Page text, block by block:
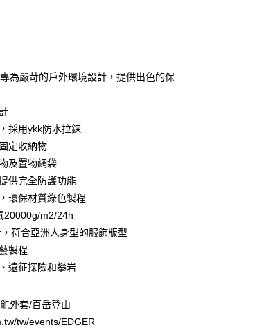
台中商業銀行
星展（台灣）商業銀行
兆豐國際商業銀行
永豐商業銀行
中國信託商業銀行
期」，訂單成立後會自動跳轉到大哥付的交易
欲分期的期數、繳款截止日，確認付款後即
費用金額請依後續交易確認頁面所載為準。
往確認交易或遇審核未通過，訂單將自動取
狀況，表示未達大哥付你分期系統評分，恕
「大哥付你分期」於每月結算日後寄送繳費提
以上)免運費
為嚴苛的戶外環境設計，提供出色的保
採用ykk防水拉鍊
定收納物
及置物網袋
供完全防護功能
環保材質綠色製程
20000g/m2/24h
符合亞洲人身型的服飾版型
製程
遠征探險和攀岩
外套/百岳登山
tw/events/EDGER